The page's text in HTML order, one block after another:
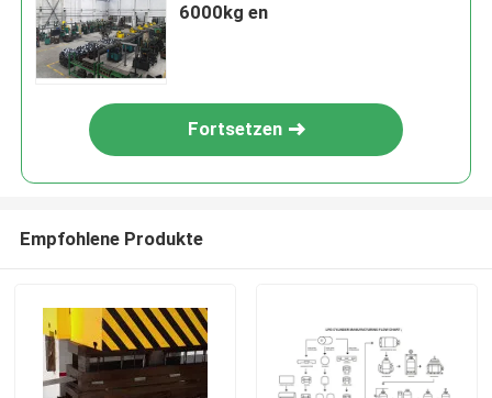
6000kg en
Fortsetzen
Empfohlene Produkte